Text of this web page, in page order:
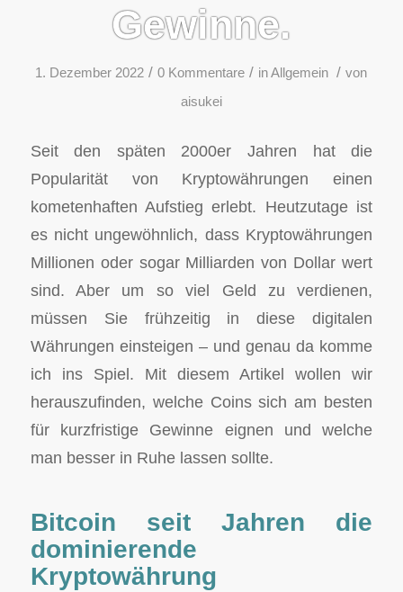
Gewinne.
1. Dezember 2022 / 0 Kommentare / inAllgemein / von
aisukei
Seit den späten 2000er Jahren hat die
Popularität von Kryptowährungen einen
kometenhaften Aufstieg erlebt. Heutzutage ist
es nicht ungewöhnlich, dass Kryptowährungen
Millionen oder sogar Milliarden von Dollar wert
sind. Aber um so viel Geld zu verdienen,
müssen Sie frühzeitig in diese digitalen
Währungen einsteigen – und genau da komme
ich ins Spiel. Mit diesem Artikel wollen wir
herauszufinden, welche Coins sich am besten
für kurzfristige Gewinne eignen und welche
man besser in Ruhe lassen sollte.
Bitcoin seit Jahren die
dominierende
Kryptowährung